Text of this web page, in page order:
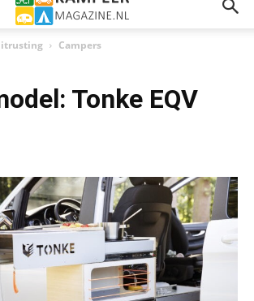
Campers
Tonke EQV